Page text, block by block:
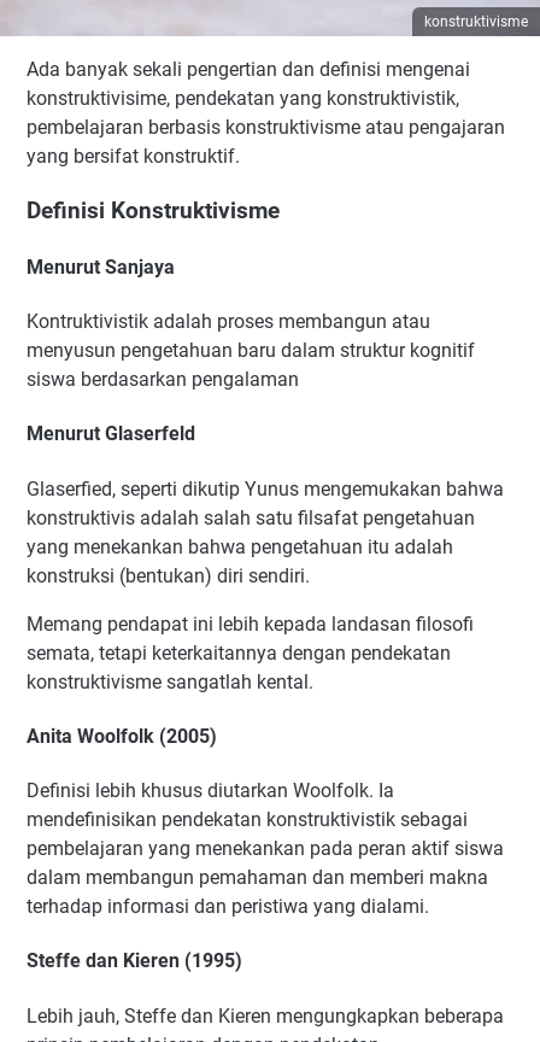
konstruktivisme
Ada banyak sekali pengertian dan definisi mengenai
konstruktivisime, pendekatan yang konstruktivistik,
pembelajaran berbasis konstruktivisme atau pengajaran
yang bersifat konstruktif.
Definisi Konstruktivisme
Menurut Sanjaya
Kontruktivistik adalah proses membangun atau
menyusun pengetahuan baru dalam struktur kognitif
siswa berdasarkan pengalaman
Menurut Glaserfeld
Glaserfied, seperti dikutip Yunus mengemukakan bahwa
konstruktivis adalah salah satu filsafat pengetahuan
yang menekankan bahwa pengetahuan itu adalah
konstruksi (bentukan) diri sendiri.
Memang pendapat ini lebih kepada landasan filosofi
semata, tetapi keterkaitannya dengan pendekatan
konstruktivisme sangatlah kental.
Anita Woolfolk (2005)
Definisi lebih khusus diutarkan Woolfolk. Ia
mendefinisikan pendekatan konstruktivistik sebagai
pembelajaran yang menekankan pada peran aktif siswa
dalam membangun pemahaman dan memberi makna
terhadap informasi dan peristiwa yang dialami.
Steffe dan Kieren (1995)
Lebih jauh, Steffe dan Kieren mengungkapkan beberapa